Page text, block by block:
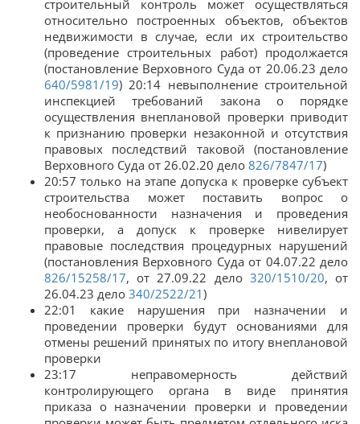
строительный контроль может осуществляться
относительно построенных объектов, объектов
недвижимости в случае, если их строительство
(проведение строительных работ) продолжается
(постановление Верховного Суда от 20.06.23 дело
640/5981/19) 20:14 невыполнение строительной
инспекцией требований закона о порядке
осуществления внеплановой проверки приводит
к признанию проверки незаконной и отсутствия
правовых последствий таковой (постановление
Верховного Суда от 26.02.20 дело 826/7847/17)
20:57 только на этапе допуска к проверке субъект
строительства может поставить вопрос о
необоснованности назначения и проведения
проверки, а допуск к проверке нивелирует
правовые последствия процедурных нарушений
(постановления Верховного Суда от 04.07.22 дело
826/15258/17, от 27.09.22 дело 320/1510/20, от
26.04.23 дело 340/2522/21)
22:01 какие нарушения при назначении и
проведении проверки будут основаниями для
отмены решений принятых по итогу внеплановой
проверки
23:17 неправомерность действий
контролирующего органа в виде принятия
приказа о назначении проверки и проведении